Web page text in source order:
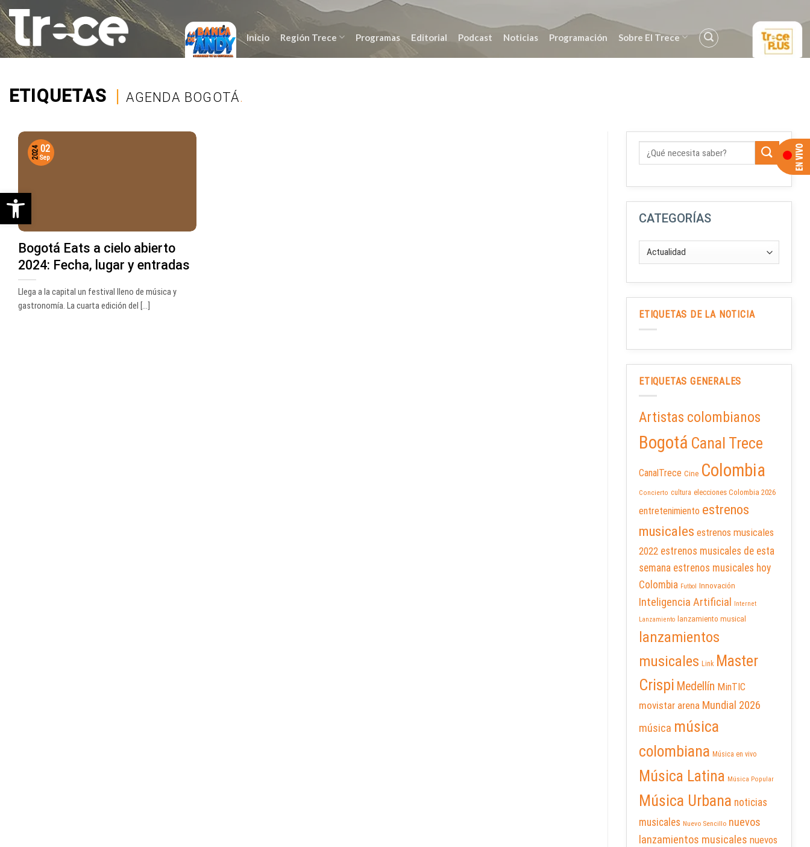
Saltar
al
contenido
Inicio Región Trece Programas Editorial Podcast Noticias Programación Sobre El Trece
ETIQUETAS | AGENDA BOGOTÁ.
Bogotá Eats a cielo abierto
2024: Fecha, lugar y entradas
Llega a la capital un festival lleno de música y
gastronomía. La cuarta edición del [...]
02
Sep
2024
CATEGORÍAS
ETIQUETAS DE LA NOTICIA
ETIQUETAS GENERALES
Artistas colombianos
Bogotá Canal Trece
CanalTrece Cine Colombia
Concierto cultura elecciones Colombia 2026
entretenimiento estrenos
musicales estrenos musicales
2022 estrenos musicales de esta
semana estrenos musicales hoy
Colombia Futbol Innovación
Inteligencia Artificial
Internet
Lanzamiento
lanzamiento musical
lanzamientos
musicales Link Master
Crispi Medellín MinTIC
movistar arena Mundial 2026
música música
colombiana Música en vivo
Música Latina Música Popular
Música Urbana noticias
musicales Nuevo Sencillo nuevos
lanzamientos musicales nuevos
Abrir barra de herramientas